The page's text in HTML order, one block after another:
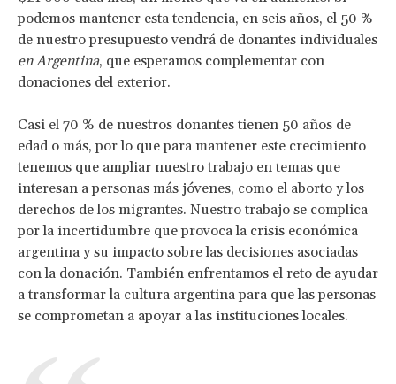
podemos mantener esta tendencia, en seis años, el 50 %
de nuestro presupuesto vendrá de donantes individuales
en Argentina, que esperamos complementar con
donaciones del exterior.
Casi el 70 % de nuestros donantes tienen 50 años de
edad o más, por lo que para mantener este crecimiento
tenemos que ampliar nuestro trabajo en temas que
interesan a personas más jóvenes, como el aborto y los
derechos de los migrantes. Nuestro trabajo se complica
por la incertidumbre que provoca la crisis económica
argentina y su impacto sobre las decisiones asociadas
con la donación. También enfrentamos el reto de ayudar
a transformar la cultura argentina para que las personas
se comprometan a apoyar a las instituciones locales.